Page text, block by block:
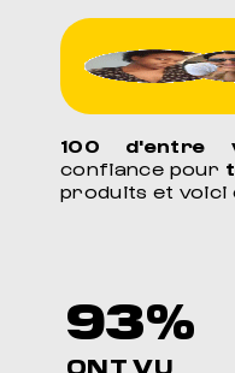
100 d'entre
confiance pour
produits et voici
93%
ONT VU